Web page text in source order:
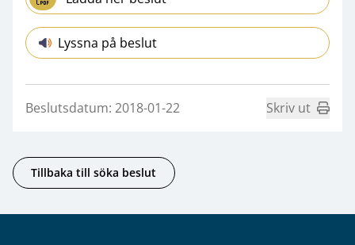
Lyssna på beslut
Beslutsdatum: 2018-01-22 Skriv ut
Tillbaka till söka beslut